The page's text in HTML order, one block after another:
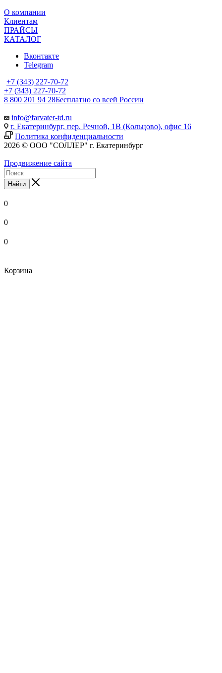
О компании
Клиентам
ПРАЙСЫ
КАТАЛОГ
Вконтакте
Telegram
+7 (343) 227-70-72
+7 (343) 227-70-72
8 800 201 94 28Бесплатно со всей России
info@farvater-td.ru
г. Екатеринбург, пер. Речной, 1В (Кольцово), офис 16
Политика конфиденциальности
2026 © ООО "СОЛЛЕР" г. Екатеринбург
Продвижение сайта
Найти
0
0
0
Корзина